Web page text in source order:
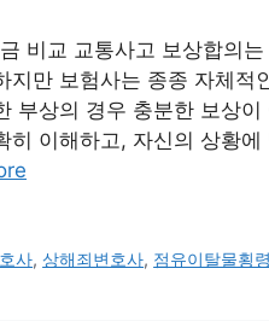
비교 교통사고 보상합의
만 보험사는 종종 자체적
부상의 경우 충분한 보상
이해하고, 자신의 상황
사,상해죄변호사, 점유이탈물횡